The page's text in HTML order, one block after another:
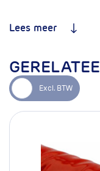
Toepassing
Type koppeling
Systeemgarantie
Lees meer